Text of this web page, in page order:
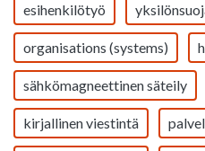
esihenkilötyö
organisations (systems)
sähkömagneettinen säteily
kirjallinen viestintä